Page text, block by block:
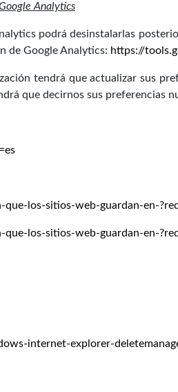
Analytics
podrá desinstalarlas
de Google Analytics: https://
tendrá que actualizar sus
que decirnos sus preferencias
los-sitios-web-guardan-en-
los-sitios-web-guardan-en-
internet-explorer-